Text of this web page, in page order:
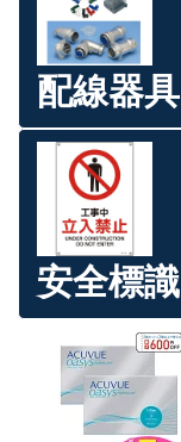
配線器
安全標